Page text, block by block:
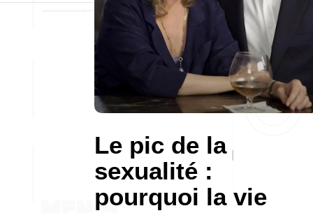
Le pic de la
sexualité :
pourquoi la vie